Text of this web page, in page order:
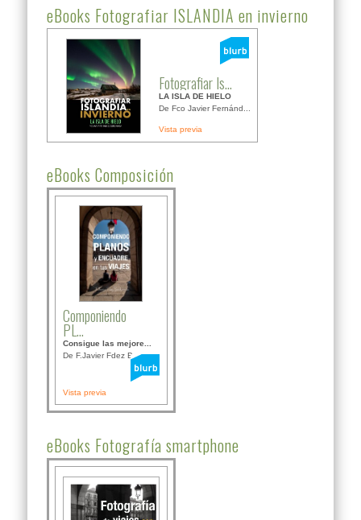
eBooks Fotografiar ISLANDIA en invierno
Fotografiar Is...
LA ISLA DE HIELO
De Fco Javier Fernánd...
Vista previa
eBooks Composición
Componiendo
PL...
Consigue las mejore...
De F.Javier Fdez Bor...
Vista previa
eBooks Fotografía smartphone